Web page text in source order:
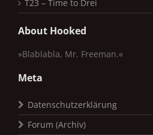
T23 – Time to Drei
About Hooked
»Blablabla, Mr. Freeman.«
Meta
Datenschutzerklärung
Forum (Archiv)